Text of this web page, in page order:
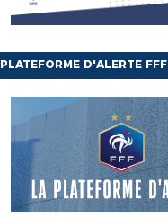
PLATEFORME D'ALERTE FFF